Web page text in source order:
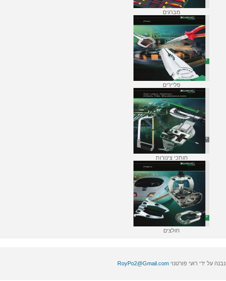
מברגים
פליירים
חותכי צינורות
חולצים
נבנה על ידי רועי פורטנוי RoyPo2@Gmail.com